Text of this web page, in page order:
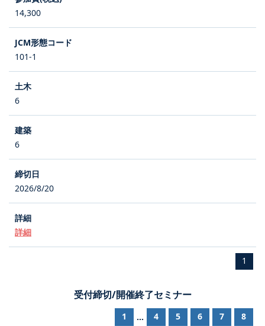
14,300
101-1
6
6
2026/8/20
詳細
1
受付締切/開催終了セミナー
1 ... 4 5 6 7 8